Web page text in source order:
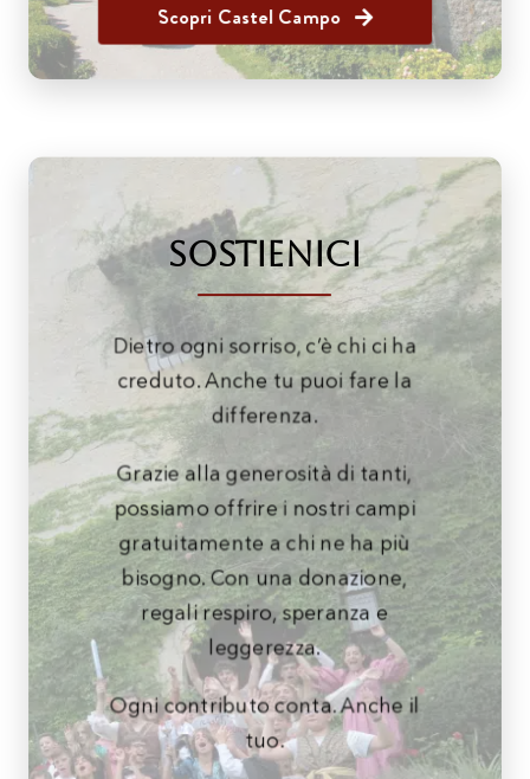
Scopri Castel Campo
Sostienici
Dietro ogni sorriso, c’è chi ci ha
creduto. Anche tu puoi fare la
differenza.
Grazie alla generosità di tanti,
possiamo offrire i nostri campi
gratuitamente a chi ne ha più
bisogno. Con una donazione,
regali respiro, speranza e
leggerezza.
Ogni contributo conta. Anche il
tuo.